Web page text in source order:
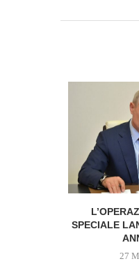
SPECIALE
27